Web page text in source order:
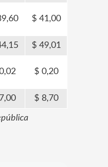
41,00
49,01
0,20
7,00 8,70